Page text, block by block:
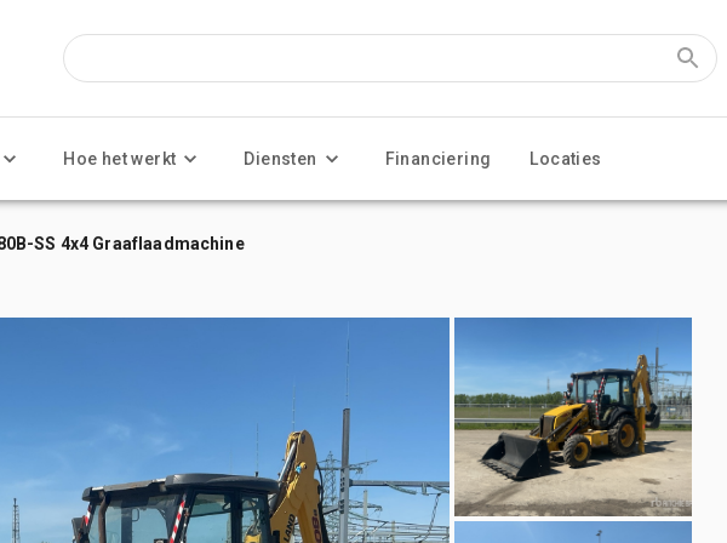
Hoe het werkt Diensten Financiering Locaties
SS 4x4 Graaflaadmachine